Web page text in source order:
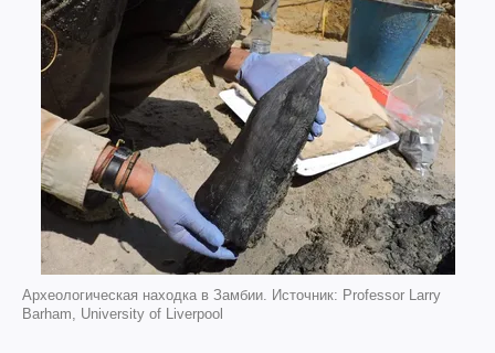
Археологическая находка в Замбии. Источник: Professor Larry
Barham, University of Liverpool